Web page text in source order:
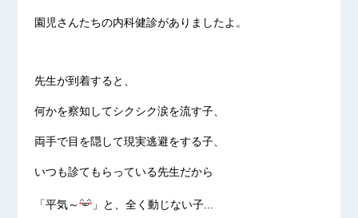
園児さんたちの内科健診がありましたよ。
先生が到着すると、
何かを察知してシクシク涙を流す子、
両手で目を隠して現実逃避をする子、
いつも診てもらっている先生だから
「平気～ 」と、全く動じない子...